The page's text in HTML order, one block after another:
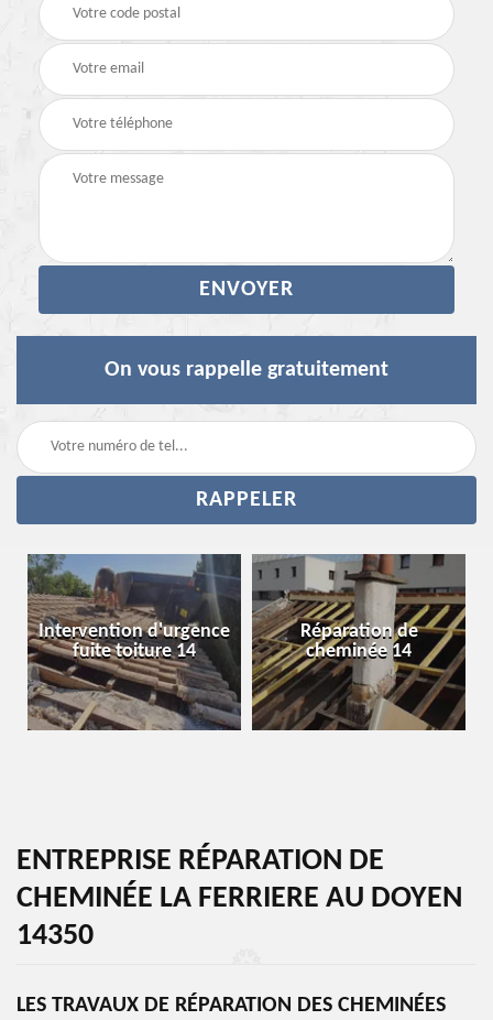
On vous rappelle gratuitement
Intervention d'urgence
fuite toiture 14
Réparation de
cheminée 14
ENTREPRISE RÉPARATION DE
CHEMINÉE LA FERRIERE AU DOYEN
14350
LES TRAVAUX DE RÉPARATION DES CHEMINÉES